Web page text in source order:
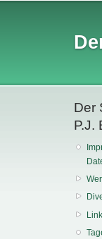
Der
P.J.